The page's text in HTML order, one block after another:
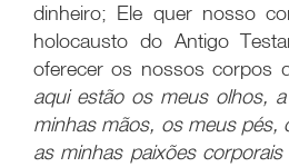
dinheiro; Ele quer nosso
holocausto do Antigo
oferecer os nossos corpos
aqui estão os meus olhos,
minhas mãos, os meus pés,
as minhas paixões